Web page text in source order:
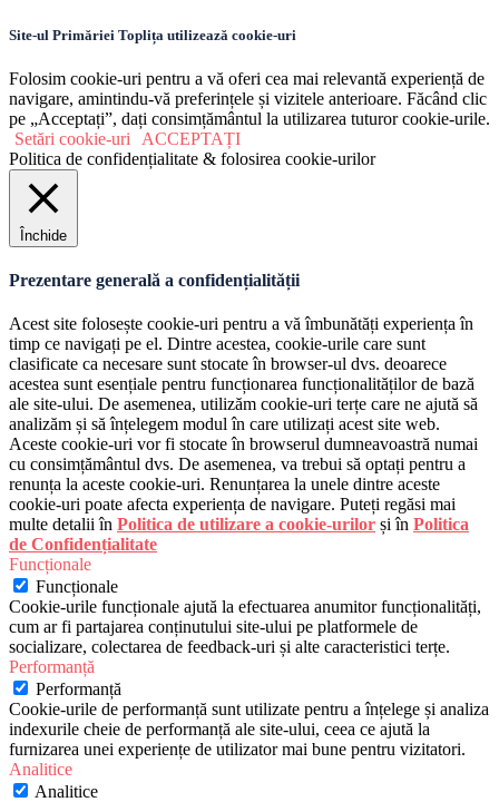
Site-ul Primăriei Toplița utilizează cookie-uri
Folosim cookie-uri pentru a vă oferi cea mai relevantă experiență de
navigare, amintindu-vă preferințele și vizitele anterioare. Făcând clic
pe „Acceptați”, dați consimțământul la utilizarea tuturor cookie-urile.
Setări cookie-uri
ACCEPTAȚI
Politica de confidențialitate & folosirea cookie-urilor
Închide
Prezentare generală a confidențialității
Acest site folosește cookie-uri pentru a vă îmbunătăți experiența în
timp ce navigați pe el. Dintre acestea, cookie-urile care sunt
clasificate ca necesare sunt stocate în browser-ul dvs. deoarece
acestea sunt esențiale pentru funcționarea funcționalităților de bază
ale site-ului. De asemenea, utilizăm cookie-uri terțe care ne ajută să
analizăm și să înțelegem modul în care utilizați acest site web.
Aceste cookie-uri vor fi stocate în browserul dumneavoastră numai
cu consimțământul dvs. De asemenea, va trebui să optați pentru a
renunța la aceste cookie-uri. Renunțarea la unele dintre aceste
cookie-uri poate afecta experiența de navigare. Puteți regăsi mai
multe detalii în Politica de utilizare a cookie-urilor și în Politica
de Confidențialitate
Funcționale
Funcționale
Cookie-urile funcționale ajută la efectuarea anumitor funcționalități,
cum ar fi partajarea conținutului site-ului pe platformele de
socializare, colectarea de feedback-uri și alte caracteristici terțe.
Performanță
Performanță
Cookie-urile de performanță sunt utilizate pentru a înțelege și analiza
indexurile cheie de performanță ale site-ului, ceea ce ajută la
furnizarea unei experiențe de utilizator mai bune pentru vizitatori.
Analitice
Analitice